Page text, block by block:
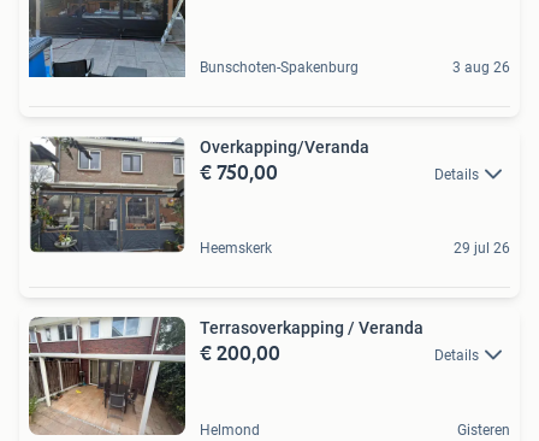
Bunschoten-Spakenburg 3 aug 26
Overkapping/Veranda
€ 750,00 Details
Heemskerk 29 jul 26
Terrasoverkapping / Veranda
€ 200,00 Details
Helmond Gisteren